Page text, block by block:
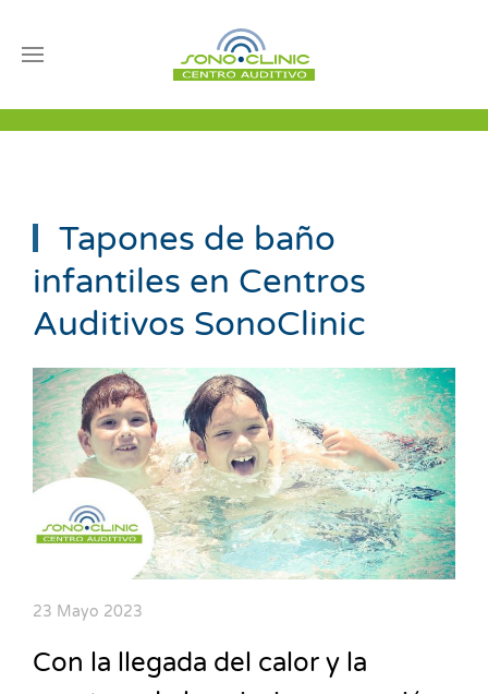
Tapones de baño
infantiles en Centros
Auditivos SonoClinic
23 Mayo 2023
Con la llegada del calor y la